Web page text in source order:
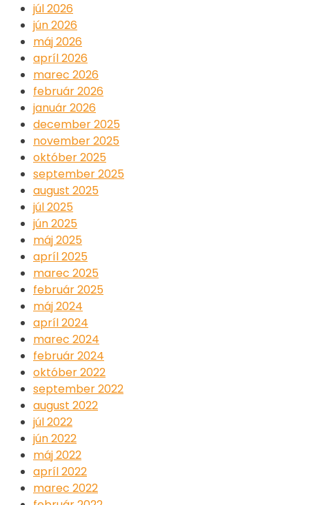
júl 2026
jún 2026
máj 2026
apríl 2026
marec 2026
február 2026
január 2026
december 2025
november 2025
október 2025
september 2025
august 2025
júl 2025
jún 2025
máj 2025
apríl 2025
marec 2025
február 2025
máj 2024
apríl 2024
marec 2024
február 2024
október 2022
september 2022
august 2022
júl 2022
jún 2022
máj 2022
apríl 2022
marec 2022